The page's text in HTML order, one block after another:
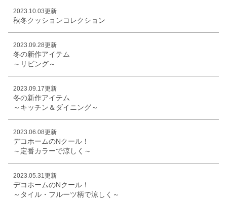
2023.10.03更新
秋冬クッションコレクション
2023.09.28更新
冬の新作アイテム
～リビング～
2023.09.17更新
冬の新作アイテム
～キッチン＆ダイニング～
2023.06.08更新
デコホームのNクール！
～定番カラーで涼しく～
2023.05.31更新
デコホームのNクール！
～タイル・フルーツ柄で涼しく～